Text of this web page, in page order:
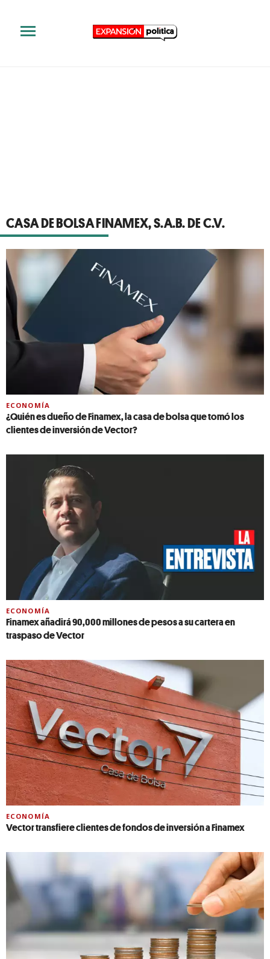
CASA DE BOLSA FINAMEX, S.A.B. DE C.V.
ECONOMÍA
¿Quién es dueño de Finamex, la casa de bolsa que tomó los
clientes de inversión de Vector?
ECONOMÍA
Finamex añadirá 90,000 millones de pesos a su cartera en
traspaso de Vector
ECONOMÍA
Vector transfiere clientes de fondos de inversión a Finamex